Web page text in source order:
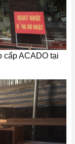
cấp ACADO tại